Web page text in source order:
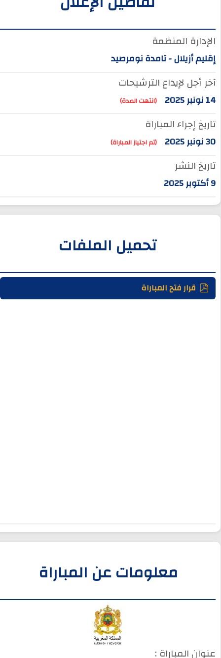
الإدارة المنظمة
إقليم أزيلال - تامدة نومرصيد
آخر أجل لإيداع الترشيحات
14 نونبر 2025 (انتهت المدة)
تاريخ إجراء المباراة
30 نونبر 2025 (تم اجتياز المباراة)
تاريخ النشر
تحميل الملفات
قرار فتح المباراة
معلومات عن المباراة
عنوان المباراة :